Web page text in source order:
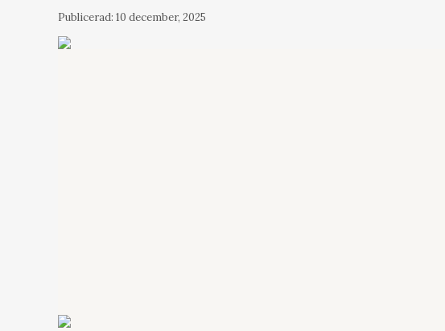
Publicerad: 10 december, 2025